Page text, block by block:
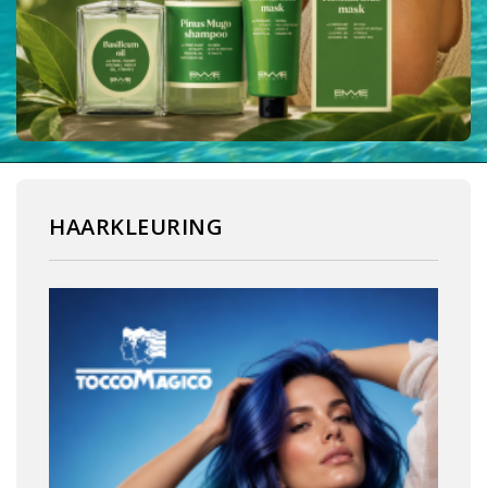
HAARKLEURING